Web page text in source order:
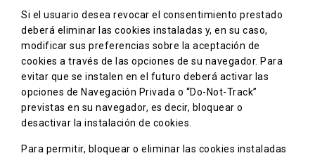
Si el usuario desea revocar el consentimiento prestado
deberá eliminar las cookies instaladas y, en su caso,
modificar sus preferencias sobre la aceptación de
cookies a través de las opciones de su navegador. Para
evitar que se instalen en el futuro deberá activar las
opciones de Navegación Privada o “Do-Not-Track”
previstas en su navegador, es decir, bloquear o
desactivar la instalación de cookies.
Para permitir, bloquear o eliminar las cookies instaladas